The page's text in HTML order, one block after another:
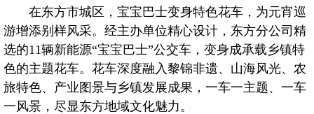
环岛
海旅
海汽
在东方市城区，宝宝巴士变身特色花车，为元宵巡
游增添别样风采。经主办单位精心设计，东方分公司精
选的11辆新能源“宝宝巴士”公交车，变身成承载乡镇特
色的主题花车。花车深度融入黎锦非遗、山海风光、农
旅特色、产业图景与乡镇发展成果，一车一主题、一车
一风景，尽显东方地域文化魅力。